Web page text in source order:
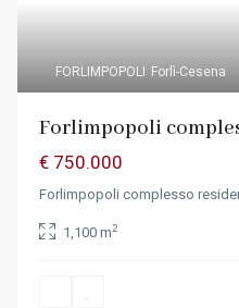
FORLIMPOPOLI Forlì-Cesena
Forlimpopoli
€ 750.000
Forlimpopoli complesso
1,100 m2